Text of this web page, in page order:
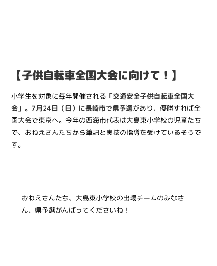
【子供自転車全国大会に向けて！】
小学生を対象に毎年開催される 「交通安全子供自転車全国大
会」。7月24日（日）に長崎市で県予選があり、優勝すれば全
国大会で東京へ。今年の西海市代表は大島東小学校の児童たち
で、おねえさんたちから筆記と実技の指導を受けているそうで
す。
おねえさんたち、大島東小学校の出場チームのみなさ
ん、県予選がんばってくださいね！